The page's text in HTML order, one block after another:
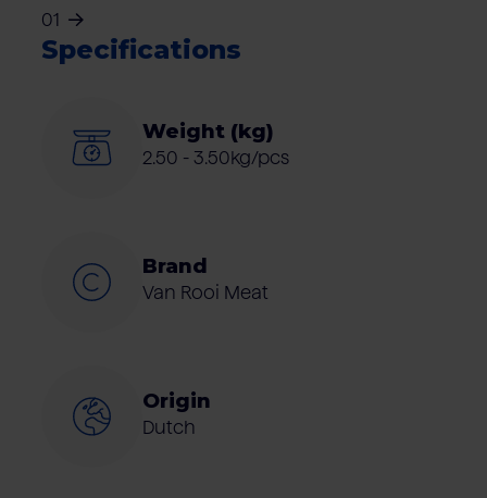
01
Specifications
Weight (kg)
2.50 - 3.50kg/pcs
Brand
Van Rooi Meat
Origin
Dutch